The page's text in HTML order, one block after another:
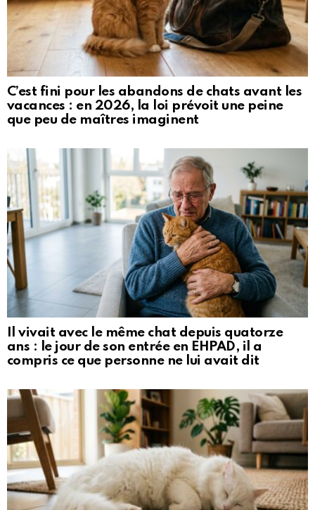
C’est fini pour les abandons de chats avant les
vacances : en 2026, la loi prévoit une peine
que peu de maîtres imaginent
Il vivait avec le même chat depuis quatorze
ans : le jour de son entrée en EHPAD, il a
compris ce que personne ne lui avait dit